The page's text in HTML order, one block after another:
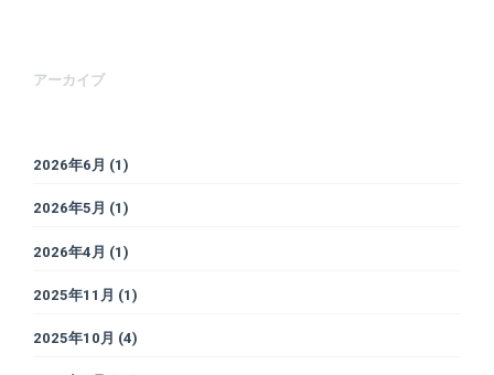
アーカイブ
2026年6月 (1)
2026年5月 (1)
2026年4月 (1)
2025年11月 (1)
2025年10月 (4)